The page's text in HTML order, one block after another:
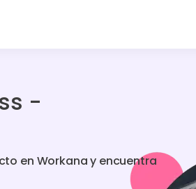
-
en Workana y encuentra